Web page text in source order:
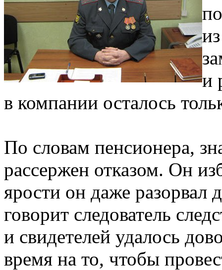
и
в компании осталось
По словам пенсионера,
рассержен отказом. Он
ярости он даже
говорит следователь
и свидетелей удалось
время на то, чтобы